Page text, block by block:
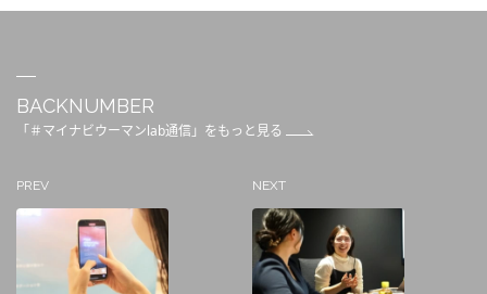
BACKNUMBER
「＃マイナビウーマンlab通信」をもっと見る
PREV NEXT